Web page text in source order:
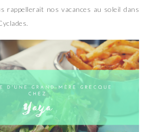
rappellerait nos vacances au soleil dans